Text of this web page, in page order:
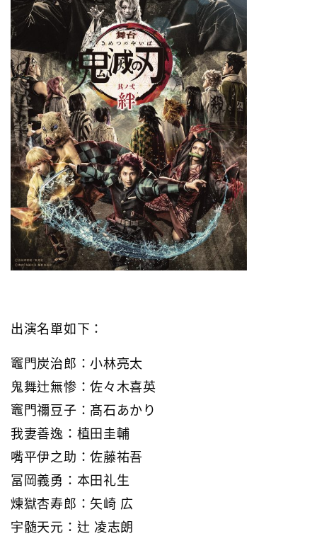
出演名單如下：
竈門炭治郎：小林亮太
鬼舞辻無惨：佐々木喜英
竈門禰豆子：髙石あかり
我妻善逸：植田圭輔
嘴平伊之助：佐藤祐吾
冨岡義勇：本田礼生
煉獄杏寿郎：矢崎 広
宇髄天元：辻 凌志朗